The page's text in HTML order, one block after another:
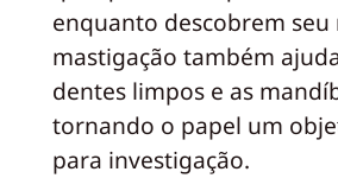
enquanto descobrem seu
mastigação também
dentes limpos e as
tornando o papel um
para investigação.